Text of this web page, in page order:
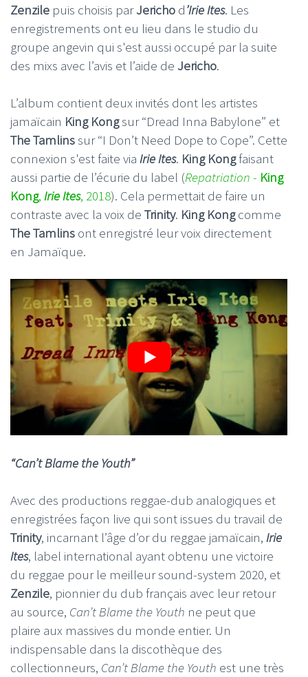
Zenzile puis choisis parJericho d’Irie Ites. Les
enregistrements ont eu lieu dans le studio du
groupe angevin qui s'est aussi occupé par la suite
des mixs avec l’avis et l’aide de Jericho.
L’album contient deux invités dont les artistes
jamaïcain King Kongsur “Dread Inna Babylone” et
The Tamlinssur “I Don’t Need Dope to Cope”. Cette
connexion s'est faite via Irie Ites. King Kongfaisant
aussi partie de l’écurie du label (Repatriation - King
Kong, Irie Ites, 2018). Cela permettait de faire un
contraste avec la voix de Trinity. King Kongcomme
The Tamlins ont enregistré leur voix directement
en Jamaïque.
“Can’t Blame the Youth”
Avec des productions reggae-dub analogiques et
enregistrées façon live qui sont issues du travail de
Trinity, incarnant l’âge d’or du reggae jamaïcain, Irie
Ites, label international ayant obtenu une victoire
du reggae pour le meilleur sound-system 2020, et
Zenzile, pionnier du dub français avec leur retour
au source, Can’t Blame the Youth ne peut que
plaire aux massives du monde entier. Un
indispensable dans la discothèque des
collectionneurs, Can’t Blame the Youth est une très